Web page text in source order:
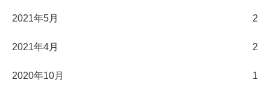
2021年5月 2
2021年4月 2
2020年10月 1